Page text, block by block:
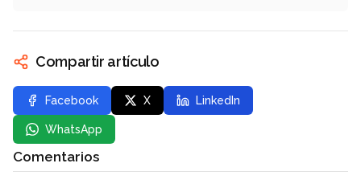
Compartir artículo
Facebook X LinkedIn
WhatsApp
Comentarios